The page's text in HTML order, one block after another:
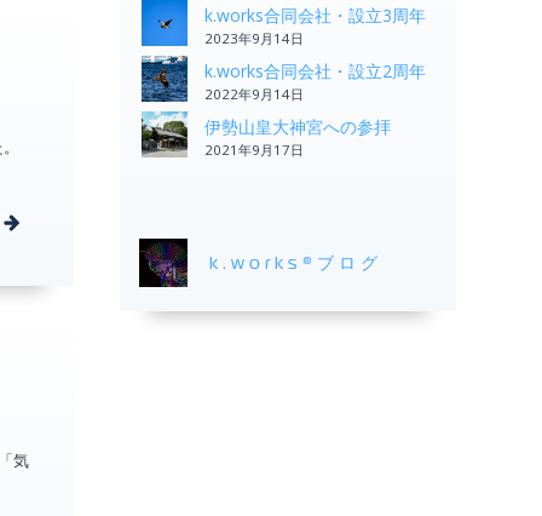
気
k.works合同会社・設立3周年
2023年9月14日
k.works合同会社・設立2周年
2022年9月14日
伊勢山皇大神宮への参拝
2021年9月17日
k.works®ブログ